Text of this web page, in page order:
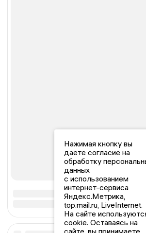
Нажимая кнопку вы
даете согласие на
обработку
данных
с использованием
интернет-сервиса
Яндекс.Метрика,
top.mail.ru, LiveInternet.
На сайте
cookie. Оставаясь на
сайте, вы принимаете